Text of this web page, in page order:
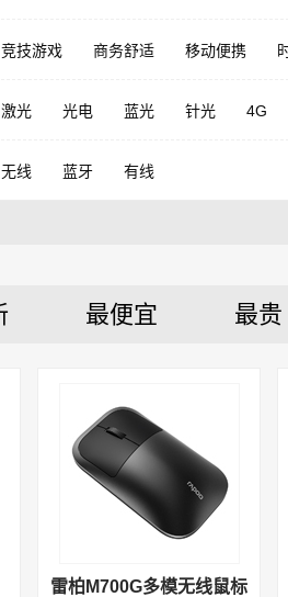
竞技游戏 商务舒适 移动便携
激光 光电 蓝光 针光 4G
无线 蓝牙 有线
最便宜 最贵
雷柏M700G多模无线鼠标